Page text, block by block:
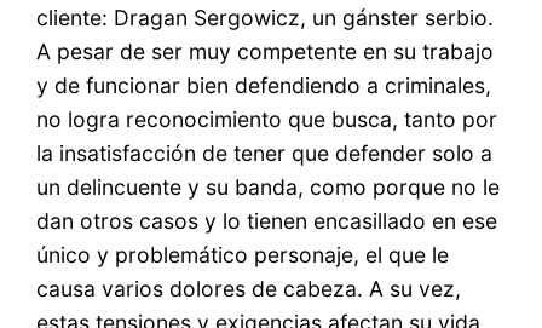
cliente: Dragan Sergowicz, un gánster serbio.
A pesar de ser muy competente en su trabajo
y de funcionar bien defendiendo a criminales,
no logra reconocimiento que busca, tanto por
la insatisfacción de tener que defender solo a
un delincuente y su banda, como porque no le
dan otros casos y lo tienen encasillado en ese
único y problemático personaje, el que le
causa varios dolores de cabeza. A su vez,
estas tensiones y exigencias afectan su vida